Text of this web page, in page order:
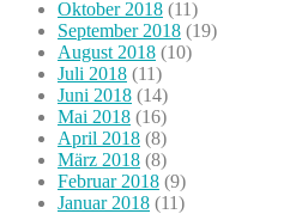
Oktober 2018 (11)
September 2018 (19)
August 2018 (10)
Juli 2018 (11)
Juni 2018 (14)
Mai 2018 (16)
April 2018 (8)
März 2018 (8)
Februar 2018 (9)
Januar 2018 (11)